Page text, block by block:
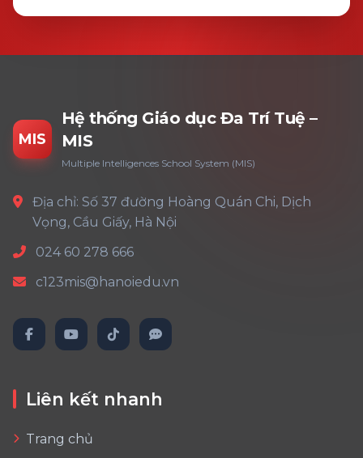
MIS
Hệ thống Giáo dục Đa Trí Tuệ –
MIS
Multiple Intelligences School System (MIS)
Địa chỉ: Số 37 đường Hoàng Quán Chi, Dịch
Vọng, Cầu Giấy, Hà Nội
024 60 278 666
c123mis@hanoiedu.vn
Liên kết nhanh
Trang chủ